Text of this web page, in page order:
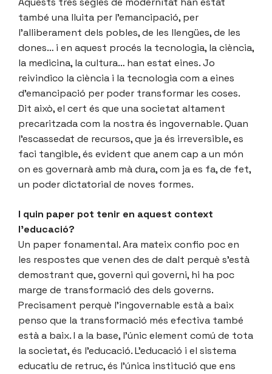
també una lluita per l’emancipació, per
l’alliberament dels pobles, de les llengües, de les
dones… i en aquest procés la tecnologia, la ciència,
la medicina, la cultura… han estat eines. Jo
reivindico la ciència i la tecnologia com a eines
d’emancipació per poder transformar les coses.
Dit això, el cert és que una societat altament
precaritzada com la nostra és ingovernable. Quan
l’escassedat de recursos, que ja és irreversible, es
faci tangible, és evident que anem cap a un món
on es governarà amb mà dura, com ja es fa, de fet,
un poder dictatorial de noves formes.
I quin paper pot tenir en aquest context
l’educació?
Un paper fonamental. Ara mateix confio poc en
les respostes que venen des de dalt perquè s’està
demostrant que, governi qui governi, hi ha poc
marge de transformació des dels governs.
Precisament perquè l’ingovernable està a baix
penso que la transformació més efectiva també
està a baix. I a la base, l’únic element comú de tota
la societat, és l’educació. L’educació i el sistema
educatiu de retruc, és l’única institució que ens